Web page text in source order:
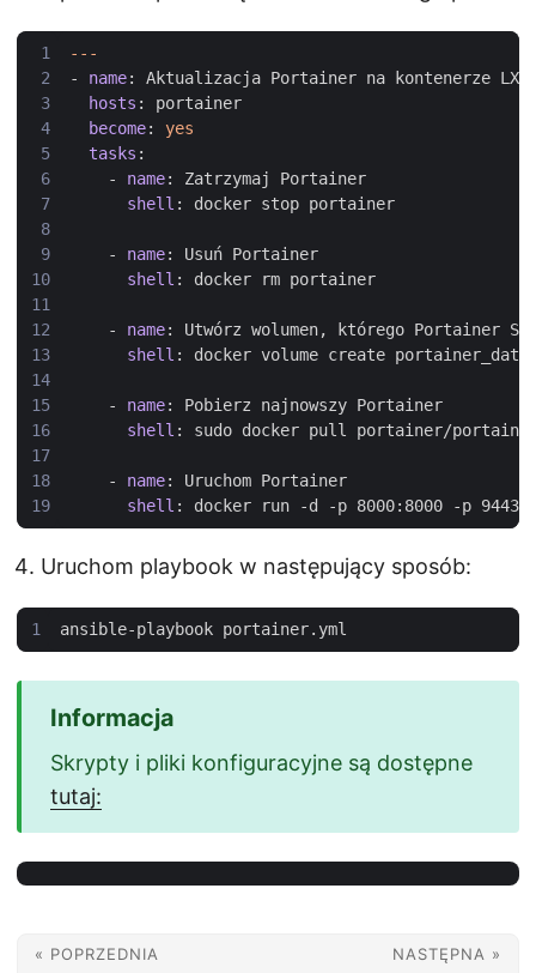
---
- name:
Aktualizacja Portainer na kontenerze LXC
hosts :
portainer
become:
yes
tasks :
- name:
Zatrzymaj Portainer
shell : docker stop portainer
- name:
Usuń Portainer
shell : docker rm portainer
- name:
Utwórz wolumen, którego Portainer
shell : docker volume create portainer_data
- name:
Pobierz najnowszy Portainer
shell : sudo docker pull portainer/
- name:
Uruchom Portainer
shell : docker run -d -p 8000:8000 -p
Uruchom playbook w następujący sposób:
Skrypty i pliki konfiguracyjne są dostępne
tutaj:
« POPRZEDNIA NASTĘPNA »